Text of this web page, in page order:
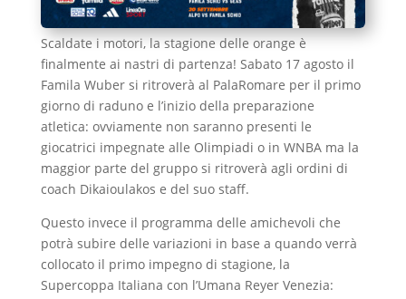
Scaldate i motori, la stagione delle orange è
finalmente ai nastri di partenza! Sabato 17 agosto il
Famila Wuber si ritroverà al PalaRomare per il primo
giorno di raduno e l’inizio della preparazione
atletica: ovviamente non saranno presenti le
giocatrici impegnate alle Olimpiadi o in WNBA ma la
maggior parte del gruppo si ritroverà agli ordini di
coach Dikaioulakos e del suo staff.
Questo invece il programma delle amichevoli che
potrà subire delle variazioni in base a quando verrà
collocato il primo impegno di stagione, la
Supercoppa Italiana con l’Umana Reyer Venezia: